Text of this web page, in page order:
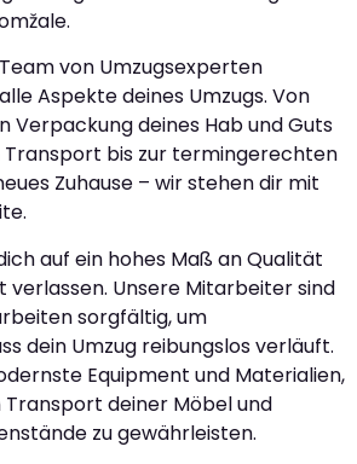
von Umzugsexperten
Aspekte deines Umzugs. Von
Verpackung deines Hab und Guts
bis zur termingerechten
Zuhause – wir stehen dir mit
auf ein hohes Maß an Qualität
verlassen. Unsere Mitarbeiter sind
sorgfältig, um
dein Umzug reibungslos verläuft.
Equipment und Materialien,
deiner Möbel und
zu gewährleisten.